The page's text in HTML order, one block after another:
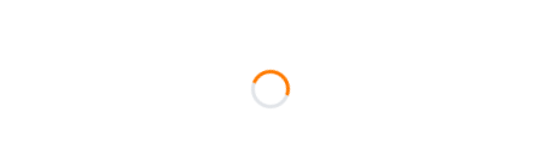
Poszczególne warianty mogą różnić się ceną